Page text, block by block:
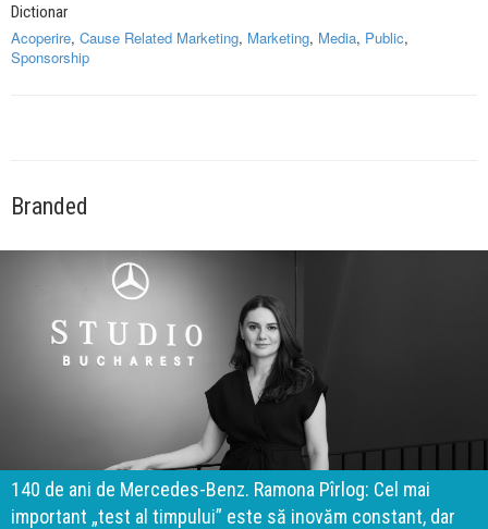
Dictionar
Acoperire, Cause Related Marketing, Marketing, Media, Public,
Sponsorship
Branded
140 de ani de Mercedes-Benz. Ramona Pîrlog: Cel mai
important „test al timpului” este să inovăm constant, dar